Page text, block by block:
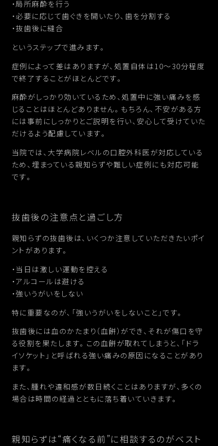
・局所麻酔を行う
・必要に応じて歯ぐきを開いたり、歯を分割する
・抜歯後に縫合
というステップで進みます。
症例によって差はありますが、処置自体は10〜30分程度
で終了することがほとんどです。
麻酔がしっかり効いているため、処置中に強い痛みを感
じることはほとんどありません。もちろん、不安がある方
には事前にしっかりとご説明を行い、安心して受けていた
だけるよう配慮しています。
当院では、大学病院レベルの口腔外科医が対応している
ため、埋まっている親知らずや難しい症例にも対応可能
です。
抜歯後の注意点と過ごし方
親知らずの抜歯後は、いくつか注意していただきたいポイ
ントがあります。
・当日は激しい運動を控える
・アルコールは避ける
・強いうがいをしない
特に重要なのが、「強いうがいをしないこと」です。
抜歯後には血のかたまり（血餅）ができ、それが傷口を守
る役割を果たします。この血餅が取れてしまうと、「ドラ
イソケット」と呼ばれる強い痛みの原因になることがあり
ます。
また、腫れや違和感が数日続くことはありますが、多くの
場合は時間の経過とともに落ち着いていきます。
親知らずは“痛くなる前”に相談するのがベスト